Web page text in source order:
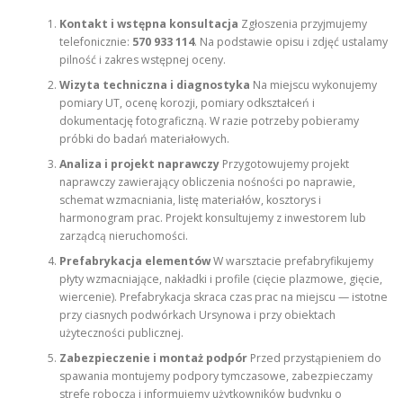
Kontakt i wstępna konsultacja Zgłoszenia przyjmujemy
telefonicznie: 570 933 114. Na podstawie opisu i zdjęć ustalamy
pilność i zakres wstępnej oceny.
Wizyta techniczna i diagnostyka Na miejscu wykonujemy
pomiary UT, ocenę korozji, pomiary odkształceń i
dokumentację fotograficzną. W razie potrzeby pobieramy
próbki do badań materiałowych.
Analiza i projekt naprawczyPrzygotowujemy projekt
naprawczy zawierający obliczenia nośności po naprawie,
schemat wzmacniania, listę materiałów, kosztorys i
harmonogram prac. Projekt konsultujemy z inwestorem lub
zarządcą nieruchomości.
Prefabrykacja elementówW warsztacie prefabryfikujemy
płyty wzmacniające, nakładki i profile (cięcie plazmowe, gięcie,
wiercenie). Prefabrykacja skraca czas prac na miejscu — istotne
przy ciasnych podwórkach Ursynowa i przy obiektach
użyteczności publicznej.
Zabezpieczenie i montaż podpórPrzed przystąpieniem do
spawania montujemy podpory tymczasowe, zabezpieczamy
strefę roboczą i informujemy użytkowników budynku o